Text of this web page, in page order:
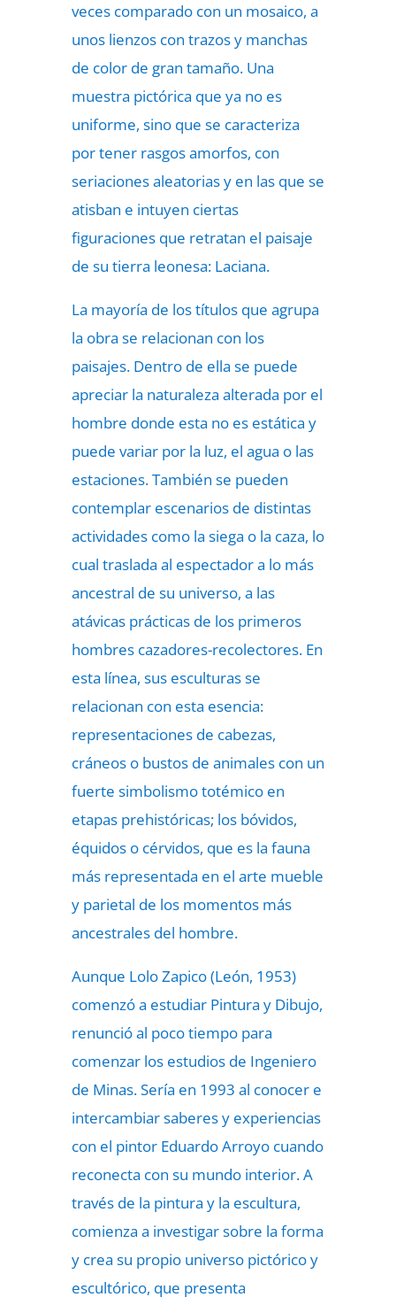
veces comparado con un mosaico, a
unos lienzos con trazos y manchas
de color de gran tamaño. Una
muestra pictórica que ya no es
uniforme, sino que se caracteriza
por tener rasgos amorfos, con
seriaciones aleatorias y en las que se
atisban e intuyen ciertas
figuraciones que retratan el paisaje
de su tierra leonesa: Laciana.
La mayoría de los títulos que agrupa
la obra se relacionan con los
paisajes. Dentro de ella se puede
apreciar la naturaleza alterada por el
hombre donde esta no es estática y
puede variar por la luz, el agua o las
estaciones. También se pueden
contemplar escenarios de distintas
actividades como la siega o la caza, lo
cual traslada al espectador a lo más
ancestral de su universo, a las
atávicas prácticas de los primeros
hombres cazadores-recolectores. En
esta línea, sus esculturas se
relacionan con esta esencia:
representaciones de cabezas,
cráneos o bustos de animales con un
fuerte simbolismo totémico en
etapas prehistóricas; los bóvidos,
équidos o cérvidos, que es la fauna
más representada en el arte mueble
y parietal de los momentos más
ancestrales del hombre.
Aunque Lolo Zapico (León, 1953)
comenzó a estudiar Pintura y Dibujo,
renunció al poco tiempo para
comenzar los estudios de Ingeniero
de Minas. Sería en 1993 al conocer e
intercambiar saberes y experiencias
con el pintor Eduardo Arroyo cuando
reconecta con su mundo interior. A
través de la pintura y la escultura,
comienza a investigar sobre la forma
y crea su propio universo pictórico y
escultórico, que presenta